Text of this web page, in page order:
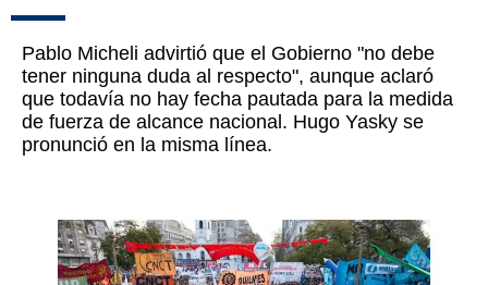
Pablo Micheli advirtió que el Gobierno "no debe
tener ninguna duda al respecto", aunque aclaró
que todavía no hay fecha pautada para la medida
de fuerza de alcance nacional. Hugo Yasky se
pronunció en la misma línea.